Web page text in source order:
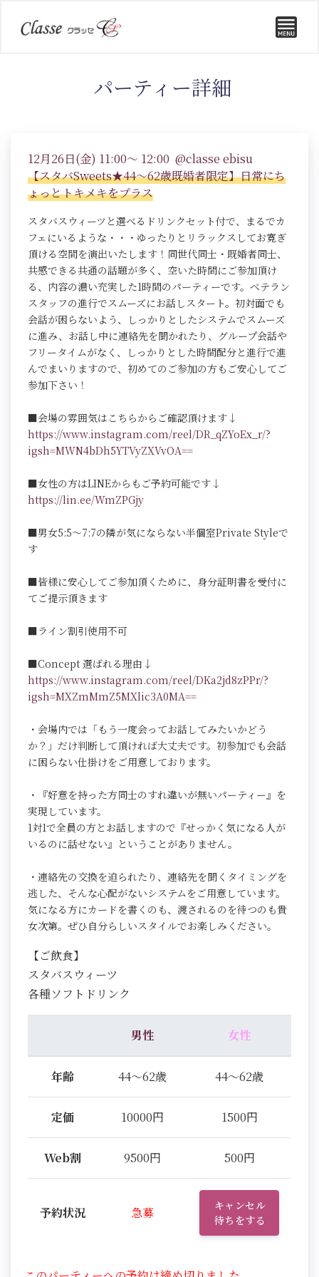
パーティー詳細
12月26日(金) 11:00～ 12:00 @classe ebisu
【スタバSweets★44～62歳既婚者限定】日常にち
ょっとトキメキをプラス
スタバスウィーツと選べるドリンクセット付で、まるでカ
フェにいるような・・・ゆったりとリラックスしてお寛ぎ
頂ける空間を演出いたします！同世代同士・既婚者同士、
共感できる共通の話題が多く、空いた時間にご参加頂け
る、内容の濃い充実した1時間のパーティーです。ベテラン
スタッフの進行でスムーズにお話しスタート。初対面でも
会話が困らないよう、しっかりとしたシステムでスムーズ
に進み、お話し中に連絡先を聞かれたり、グループ会話や
フリータイムがなく、しっかりとした時間配分と進行で進
んでまいりますので、初めてのご参加の方もご安心してご
参加下さい！
■会場の雰囲気はこちらからご確認頂けます↓
https://www.instagram.com/reel/DR_qZYoEx_r/?
igsh=MWN4bDh5YTVyZXVvOA==
■女性の方はLINEからもご予約可能です↓
https://lin.ee/WmZPGjy
■男女5:5～7:7の隣が気にならない半個室Private Styleで
す
■皆様に安心してご参加頂くために、身分証明書を受付に
てご提示頂きます
■ライン割引使用不可
■Concept 選ばれる理由↓
https://www.instagram.com/reel/DKa2jd8zPPr/?
igsh=MXZmMmZ5MXlic3A0MA==
・会場内では「もう一度会ってお話してみたいかどう
か？」だけ判断して頂ければ大丈夫です。初参加でも会話
に困らない仕掛けをご用意しております。
・『好意を持った方同士のすれ違いが無いパーティー』を
実現しています。
1対1で全員の方とお話しますので『せっかく気になる人が
いるのに話せない』ということがありません。
・連絡先の交換を迫られたり、連絡先を聞くタイミングを
逃した、そんな心配がないシステムをご用意しています。
気になる方にカードを書くのも、渡されるのを待つのも貴
女次第。ぜひ自分らしいスタイルでお楽しみください。
【ご飲食】
スタバスウィーツ
各種ソフトドリンク
男性 女性
年齢 44～62歳 44～62歳
定価 10000円 1500円
Web割 9500円 500円
予約状況 急募
キャンセル
待ちをする